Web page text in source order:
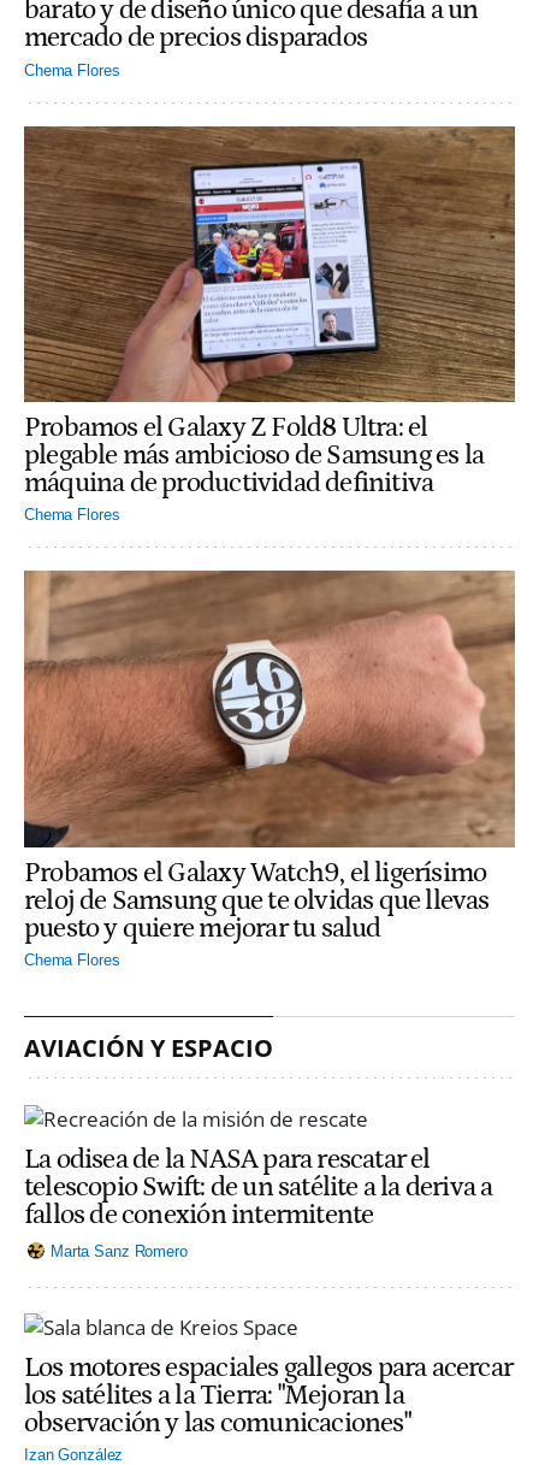
barato y de diseño único que desafía a un
mercado de precios disparados
Chema Flores
Probamos el Galaxy Z Fold8 Ultra: el
plegable más ambicioso de Samsung es la
máquina de productividad definitiva
Chema Flores
Probamos el Galaxy Watch9, el ligerísimo
reloj de Samsung que te olvidas que llevas
puesto y quiere mejorar tu salud
Chema Flores
AVIACIÓN Y ESPACIO
La odisea de la NASA para rescatar el
telescopio Swift: de un satélite a la deriva a
fallos de conexión intermitente
Marta Sanz Romero
Los motores espaciales gallegos para acercar
los satélites a la Tierra: "Mejoran la
observación y las comunicaciones"
Izan González